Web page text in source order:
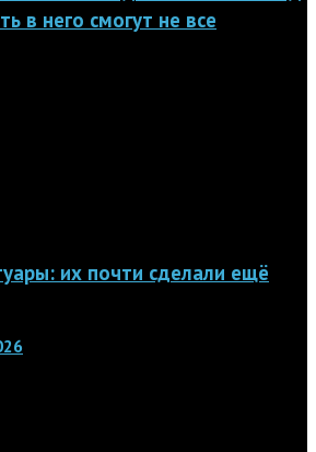
в него смогут не все
их почти сделали ещё